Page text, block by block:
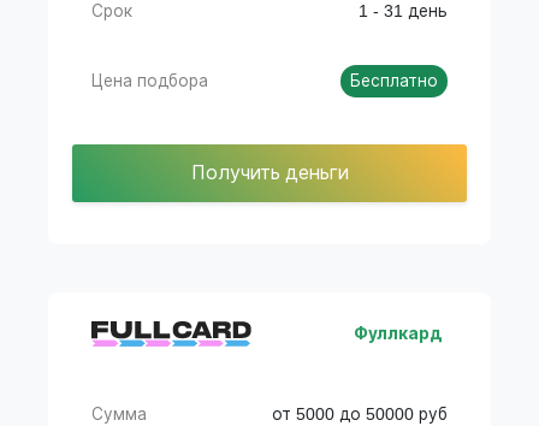
Срок 1 - 31 день
Цена подбора Бесплатно
Получить деньги
Фуллкард
Сумма от 5000 до 50000 руб